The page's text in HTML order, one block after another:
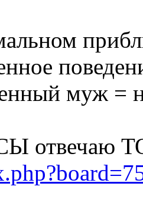
муж =
отвечаю